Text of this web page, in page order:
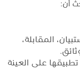
أن:
المقابلة،
على العينة